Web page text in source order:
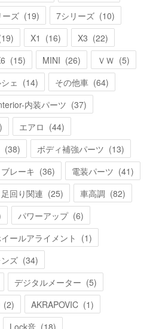
ーズ (19) 7シリーズ (10)
19) X1 (16) X3 (22)
(15) MINI (26) ＶＷ (5)
ェ (14) その他車 (64)
内装パーツ (37)
) エアロ (44)
(38) ボディ補強パーツ (13)
ブレーキ (36) 電装パーツ (41)
足回り関連 (25) 車高調 (82)
パワーアップ (6)
ールアライメント (1)
ズ (34)
デジタルメーター (5)
(2) AKRAPOVIC (1)
Lock音 (18)